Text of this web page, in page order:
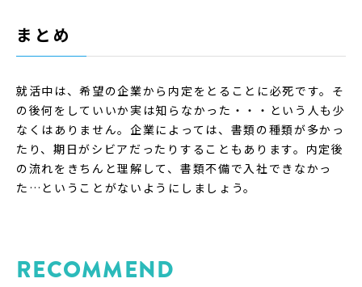
まとめ
就活中は、希望の企業から内定をとることに必死です。そ
の後何をしていいか実は知らなかった・・・という人も少
なくはありません。企業によっては、書類の種類が多かっ
たり、期日がシビアだったりすることもあります。内定後
の流れをきちんと理解して、書類不備で入社できなかっ
た…ということがないようにしましょう。
RECOMMEND